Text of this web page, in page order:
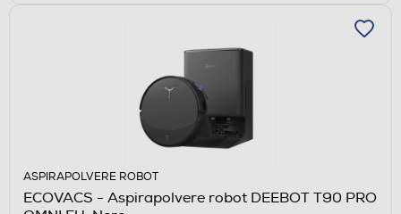
ASPIRAPOLVERE ROBOT
ECOVACS - Aspirapolvere robot DEEBOT T90 PRO